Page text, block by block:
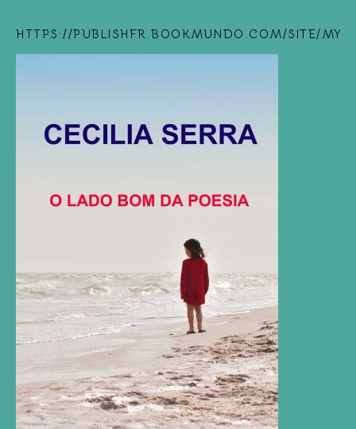
HTTPS://PUBLISHFR.BOOKMUNDO.COM/SITE/